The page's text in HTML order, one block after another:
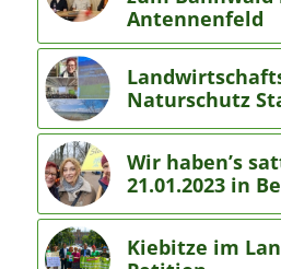
Antennenfeld
Naturschutz
Wir haben’s
21.01.2023 in
Kiebitze im